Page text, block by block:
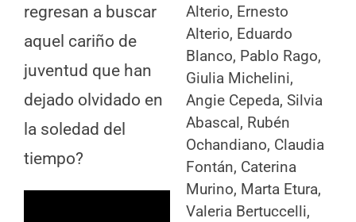
regresan a buscar
aquel cariño de
juventud que han
dejado olvidado en
la soledad del
tiempo?
Alterio, Ernesto
Alterio, Eduardo
Blanco, Pablo Rago,
Giulia Michelini,
Angie Cepeda, Silvia
Abascal, Rubén
Ochandiano, Claudia
Fontán, Caterina
Murino, Marta Etura,
Valeria Bertuccelli,